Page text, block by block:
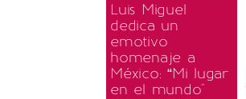
Luis Miguel
dedica un
emotivo
homenaje a
México: “Mi lugar
en el mundo"